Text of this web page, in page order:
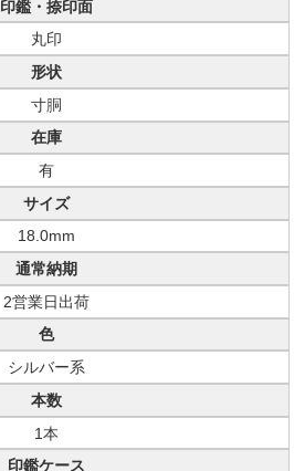
印鑑・捺印面
丸印
形状
寸胴
在庫
有
サイズ
18.0mm
通常納期
2営業日出荷
色
シルバー系
本数
1本
印鑑ケース